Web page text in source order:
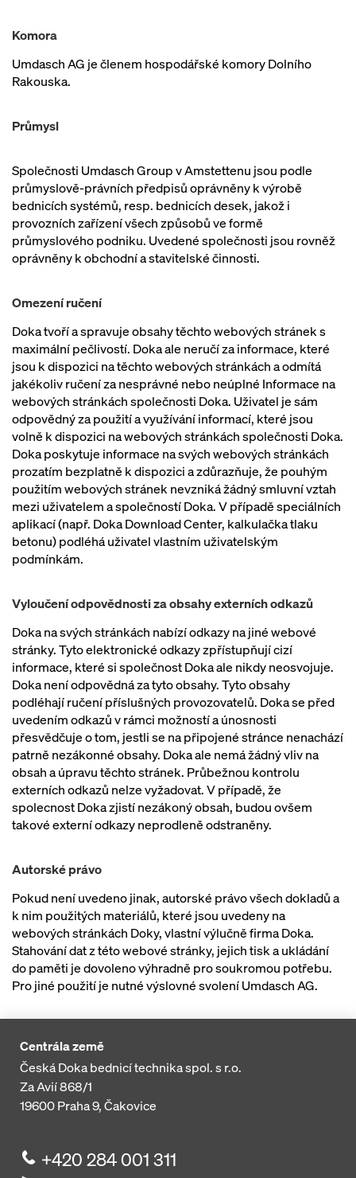
Komora
Umdasch AG je členem hospodářské komory Dolního
Rakouska.
Průmysl
Společnosti Umdasch Group v Amstettenu jsou podle
průmyslově-právních předpisů oprávněny k výrobě
bednicích systémů, resp. bednicích desek, jakož i
provozních zařízení všech způsobů ve formě
průmyslového podniku. Uvedené společnosti jsou rovněž
oprávněny k obchodní a stavitelské činnosti.
Omezení ručení
Doka tvoří a spravuje obsahy těchto webových stránek s
maximální pečlivostí. Doka ale neručí za informace, které
jsou k dispozici na těchto webových stránkách a odmítá
jakékoliv ručení za nesprávné nebo neúplné Informace na
webových stránkách společnosti Doka. Uživatel je sám
odpovědný za použití a využívání informací, které jsou
volně k dispozici na webových stránkách společnosti Doka.
Doka poskytuje informace na svých webových stránkách
prozatím bezplatně k dispozici a zdůrazňuje, že pouhým
použitím webových stránek nevzniká žádný smluvní vztah
mezi uživatelem a společností Doka. V případě speciálních
aplikací (např. Doka Download Center, kalkulačka tlaku
betonu) podléhá uživatel vlastním uživatelským
podmínkám.
Vyloučení odpovědnosti za obsahy externích odkazů
Doka na svých stránkách nabízí odkazy na jiné webové
stránky. Tyto elektronické odkazy zpřístupňují cizí
informace, které si společnost Doka ale nikdy neosvojuje.
Doka není odpovědná za tyto obsahy. Tyto obsahy
podléhají ručení příslušných provozovatelů. Doka se před
uvedením odkazů v rámci možností a únosnosti
přesvědčuje o tom, jestli se na připojené stránce nenachází
patrně nezákonné obsahy. Doka ale nemá žádný vliv na
obsah a úpravu těchto stránek. Průbežnou kontrolu
externích odkazů nelze vyžadovat. V případě, že
spolecnost Doka zjistí nezákoný obsah, budou ovšem
takové externí odkazy neprodleně odstraněny.
Autorské právo
Pokud není uvedeno jinak, autorské právo všech dokladů a
k nim použitých materiálů, které jsou uvedeny na
webových stránkách Doky, vlastní výlučně firma Doka.
Stahování dat z této webové stránky, jejich tisk a ukládání
do paměti je dovoleno výhradně pro soukromou potřebu.
Pro jiné použití je nutné výslovné svolení Umdasch AG.
Centrála země
Česká Doka bednicí technika spol. s r.o.
Za Avií 868/1
19600Praha 9, Čakovice
+420 284 001 311